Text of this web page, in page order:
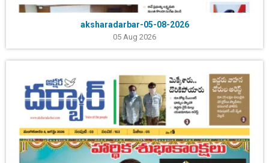
aksharadarbar-05-08-2026
05 Aug 2026